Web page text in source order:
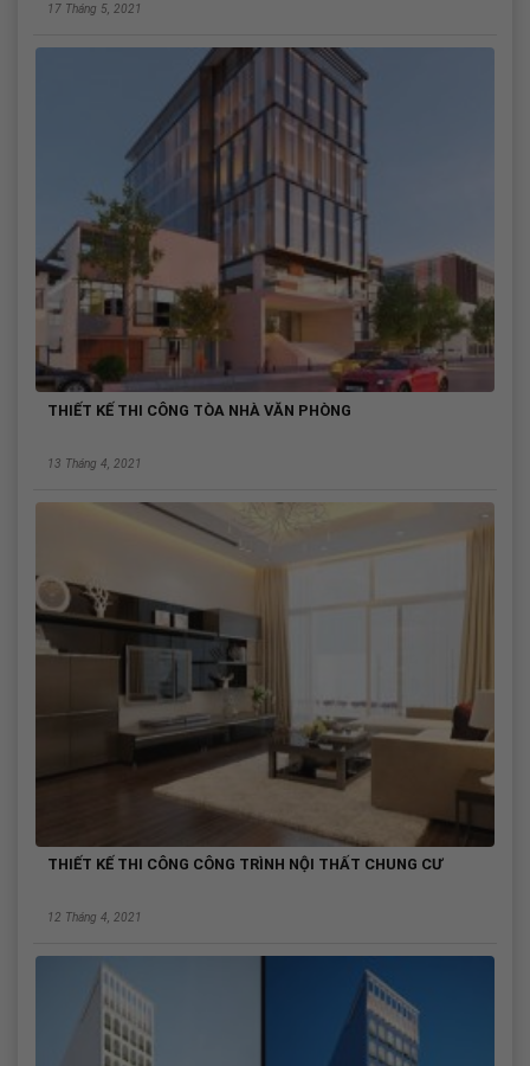
17 Tháng 5, 2021
THIẾT KẾ THI CÔNG TÒA NHÀ VĂN PHÒNG
13 Tháng 4, 2021
THIẾT KẾ THI CÔNG CÔNG TRÌNH NỘI THẤT CHUNG CƯ
12 Tháng 4, 2021